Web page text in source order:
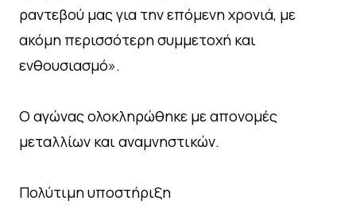
ραντεβού μας για την επόμενη χρονιά, με
ακόμη περισσότερη συμμετοχή και
ενθουσιασμό».
Ο αγώνας ολοκληρώθηκε με απονομές
μεταλλίων και αναμνηστικών.
Πολύτιμη υποστήριξη